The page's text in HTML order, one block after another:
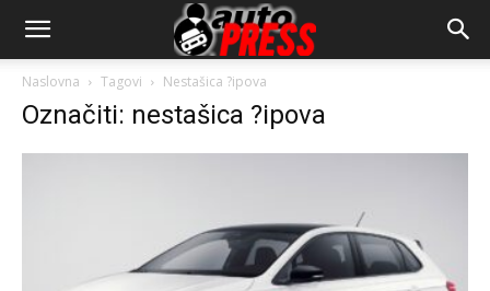
AutopressHR
Naslovna Tagovi Nestašica ?ipova
Označiti: nestašica ?ipova